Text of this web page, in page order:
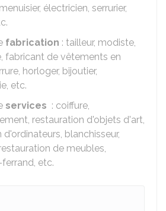
électricien, serrurier,
fabrication : tailleur, modiste,
fabricant de vêtements en
horloger, bijoutier,
etc.
services : coiffure,
restauration d'objets d'art,
d'ordinateurs, blanchisseur,
de meubles,
etc.